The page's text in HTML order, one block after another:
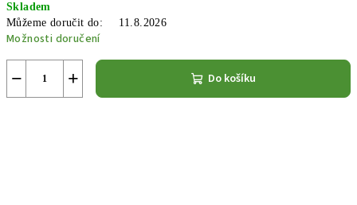
cena:
Skladem
Můžeme doručit do:
11.8.2026
Možnosti doručení
+
− Do košíku